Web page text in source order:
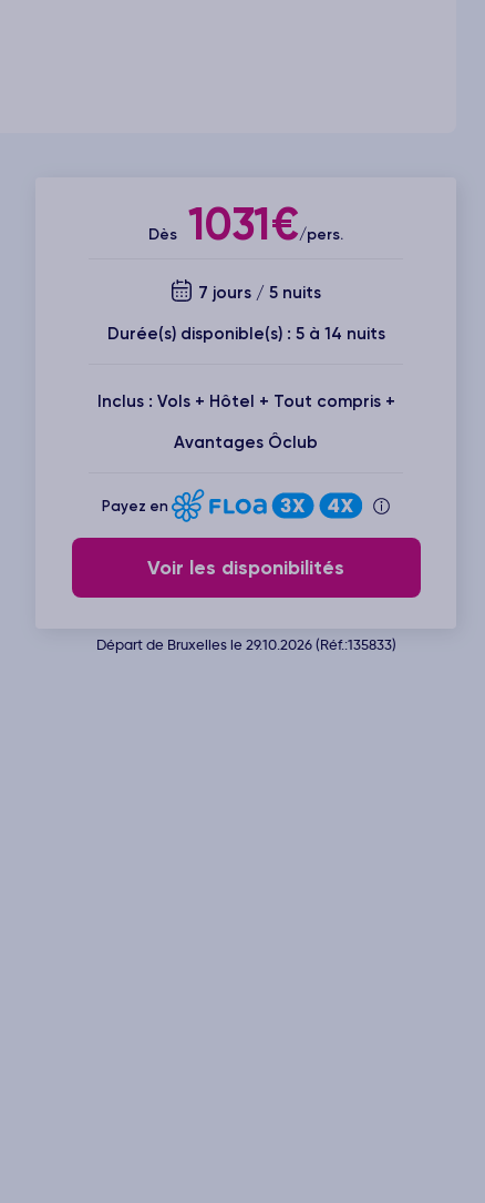
Dès 1031€/pers.
7 jours / 5 nuits
Durée(s) disponible(s) : 5 à 14 nuits
Inclus : Vols + Hôtel + Tout compris +
Avantages Ôclub
Payez en
Voir les disponibilités
Départ de Bruxelles le 29.10.2026 (Réf.:135833)